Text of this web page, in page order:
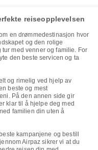
reiseopplevelsen
en drømmedestinasjon hvor
og den rolige
med venner og familie. For
den beste servicen og ta
og rimelig ved hjelp av
beste og mest
På den annen side gir
klar til å hjelpe deg med
familien din uten å
kampanjene og bestill
Airpaz sikrer vi at du